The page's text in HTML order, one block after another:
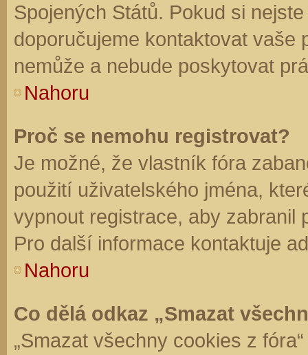
Spojených Států. Pokud si
doporučujeme kontaktovat vaše
nemůže a nebude poskytovat
Nahoru
Proč se nemohu registrovat?
Je možné, že vlastník fóra
použití uživatelského jména,
vypnout registrace, aby zabranil
Pro další informace kontaktuje
Nahoru
Co dělá odkaz „Smazat
„Smazat všechny cookies z